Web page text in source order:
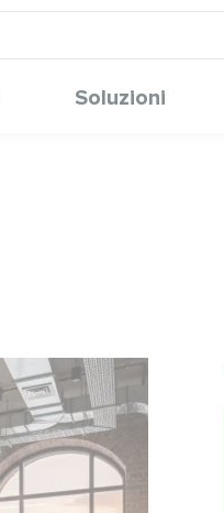
Soluzioni